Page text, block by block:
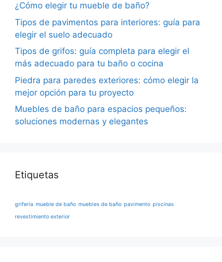
¿Cómo elegir tu mueble de baño?
Tipos de pavimentos para interiores: guía para
elegir el suelo adecuado
Tipos de grifos: guía completa para elegir el
más adecuado para tu baño o cocina
Piedra para paredes exteriores: cómo elegir la
mejor opción para tu proyecto
Muebles de baño para espacios pequeños:
soluciones modernas y elegantes
Etiquetas
grifería mueble de baño muebles de baño pavimento piscinas
revestimiento exterior